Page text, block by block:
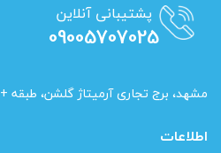
پشتیبانی آنلاین
09005707025
مشهد، برج تجاری آرمیتاژ گلشن، طبقه +3، واحد 360
اطلاعات